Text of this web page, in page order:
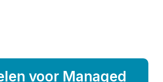
voor Managed